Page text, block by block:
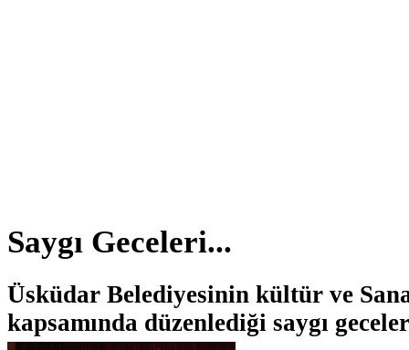
Saygı Geceleri...
Üsküdar Belediyesinin kültür ve
kapsamında düzenlediği saygı